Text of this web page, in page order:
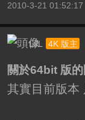
2010-3-21 01:52:17
LJL 4K 版主
關於64bit 版
其實目前版本